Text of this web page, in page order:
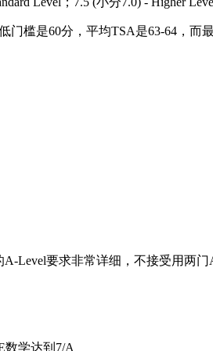
门槛是60分，平均TSA是63-64，而
A-Level要求非常详细，不接受用两
数学达到7/A